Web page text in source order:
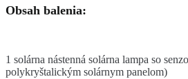
Obsah balenia:
1 solárna nástenná solárna lampa so
polykryštalickým solárnym panelom)